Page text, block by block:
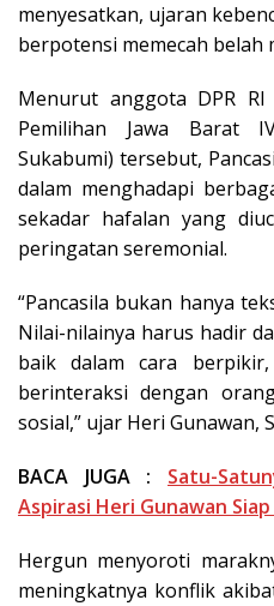
menyesatkan, ujaran
berpotensi memecah belah
Menurut anggota DPR
Pemilihan Jawa Barat
Sukabumi) tersebut,
dalam menghadapi
sekadar hafalan yang
peringatan seremonial.
“Pancasila bukan hanya
Nilai-nilainya harus hadir
baik dalam cara
berinteraksi dengan
sosial,” ujar Heri Gunawan,
BACA JUGA : Satu-
Aspirasi Heri Gunawan
Hergun menyoroti
meningkatnya konflik